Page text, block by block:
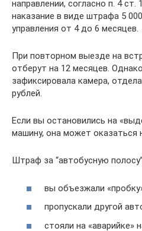
направлении, согласно п. 4 ст.
наказание в виде штрафа 5
управления от 4 до 6 месяцев.
При повторном выезде на
отберут на 12 месяцев.
зафиксировала камера,
рублей.
Если вы остановились на
машину, она может оказаться
Штраф за “автобусную
вы объезжали
пропускали другой
стояли на «аварийке»